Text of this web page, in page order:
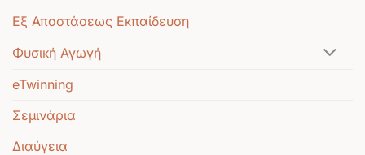
Εξ Αποστάσεως Εκπαίδευση
Φυσική Αγωγή
eTwinning
Σεμινάρια
Διαύγεια